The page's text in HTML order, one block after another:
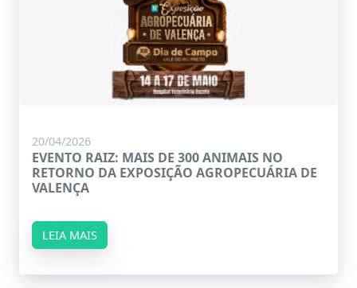
20/04/2026
EVENTO RAIZ: MAIS DE 300 ANIMAIS NO
RETORNO DA EXPOSIÇÃO AGROPECUÁRIA DE
VALENÇA
LEIA MAIS